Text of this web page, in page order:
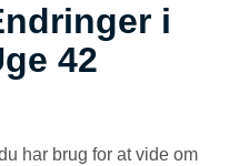
i
42
har brug for at vide om